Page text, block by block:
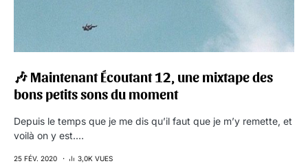
🎶 Maintenant Écoutant 12, une mixtape des
bons petits sons du moment
Depuis le temps que je me dis qu’il faut que je m’y remette, et
voilà on y est.…
25 FÉV. 2020 3,0K VUES